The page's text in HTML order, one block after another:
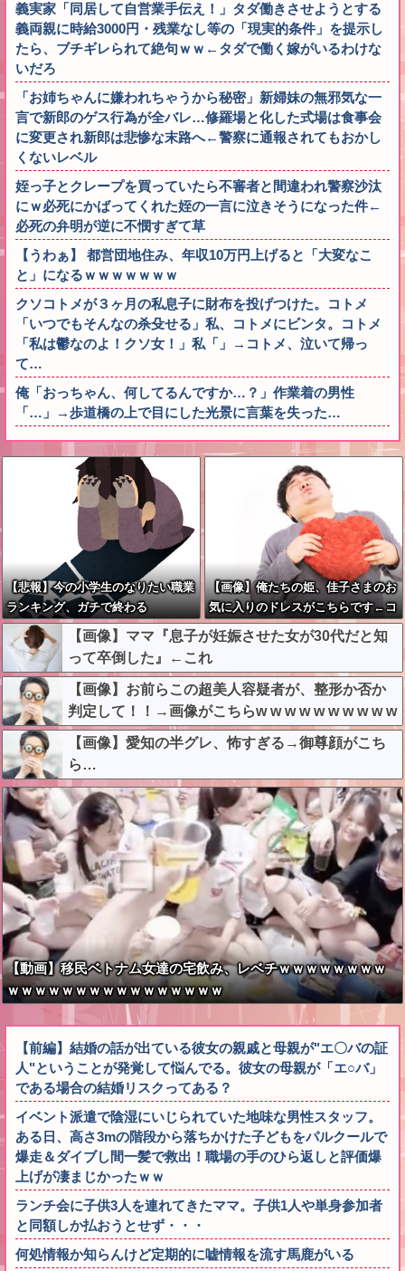
義実家「同居して自営業手伝え！」タダ働きさせようとする
義両親に時給3000円・残業なし等の「現実的条件」を提示し
たら、ブチギレられて絶句ｗｗ←タダで働く嫁がいるわけな
いだろ
「お姉ちゃんに嫌われちゃうから秘密」新婦妹の無邪気な一
言で新郎のゲス行為が全バレ…修羅場と化した式場は食事会
に変更され新郎は悲惨な末路へ←警察に通報されてもおかし
くないレベル
姪っ子とクレープを買っていたら不審者と間違われ警察沙汰
にｗ必死にかばってくれた姪の一言に泣きそうになった件←
必死の弁明が逆に不憫すぎて草
【うわぁ】 都営団地住み、年収10万円上げると「大変なこ
と」になるｗｗｗｗｗｗｗ
クソコトメが３ヶ月の私息子に財布を投げつけた。コトメ
「いつでもそんなの杀殳せる」私、コトメにビンタ。コトメ
「私は鬱なのよ！クソ女！」私「」→コトメ、泣いて帰っ
て…
俺「おっちゃん、何してるんですか…？」作業着の男性
「…」→歩道橋の上で目にした光景に言葉を失った…
【悲報】今の小学生のなりたい職業
ランキング、ガチで終わる
【画像】俺たちの姫、佳子さまのお
気に入りのドレスがこちらです←コ
レは可愛過ぎるw w w w w w w w
【画像】ママ『息子が妊娠させた女が30代だと知
って卒倒した』←これ
【画像】お前らこの超美人容疑者が、整形か否か
判定して！！→画像がこちらw w w w w w w w w w
【画像】愛知の半グレ、怖すぎる→御尊顔がこち
ら…
【動画】移民ベトナム女達の宅飲み、レベチｗｗｗｗｗｗｗｗ
ｗｗｗｗｗｗｗｗｗｗｗｗｗｗｗｗ
【前編】結婚の話が出ている彼女の親戚と母親が"エ〇バの証
人"ということが発覚して悩んでる。彼女の母親が「エ○バ」
である場合の結婚リスクってある？
イベント派遣で陰湿にいじられていた地味な男性スタッフ。
ある日、高さ3mの階段から落ちかけた子どもをパルクールで
爆走＆ダイブし間一髪で救出！職場の手のひら返しと評価爆
上げが凄まじかったｗｗ
ランチ会に子供3人を連れてきたママ。子供1人や単身参加者
と同額しか払おうとせず・・・
何処情報か知らんけど定期的に嘘情報を流す馬鹿がいる